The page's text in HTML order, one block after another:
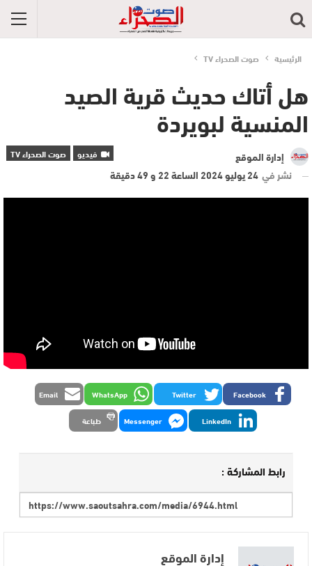
الرئيسية صوت الصحراء TV
هل أتاك حديث قرية الصيد
المنسية لبويردة
فيديو صوت الصحراء TV
إدارة الموقع
نشر في24 يوليو 2024 الساعة 22 و 49 دقيقة
Facebook
Twitter
WhatsApp
Email
LinkedIn
Messenger طباعة
رابط المشاركة :
إدارة الموقع